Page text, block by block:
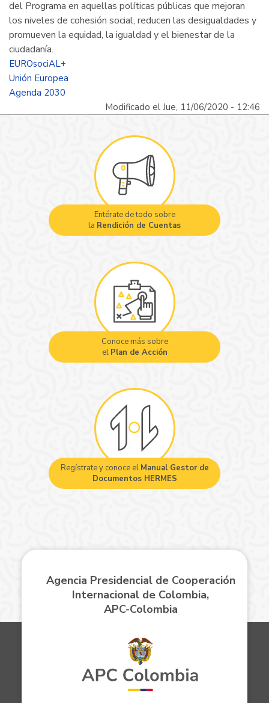
del Programa en aquellas políticas públicas que mejoran
los niveles de cohesión social, reducen las desigualdades y
promueven la equidad, la igualdad y el bienestar de la
ciudadanía.
EUROsociAL+
Unión Europea
Agenda 2030
Modificado el Jue, 11/06/2020 - 12:46
Entérate de todo sobre
la Rendición de Cuentas
Conoce más sobre
el Plan de Acción
Regístrate y conoce el Manual Gestor de
Documentos HERMES
Agencia Presidencial de Cooperación
Internacional de Colombia,
APC-Colombia